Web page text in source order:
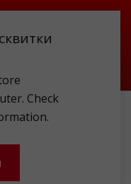
Check
61898 SUNG